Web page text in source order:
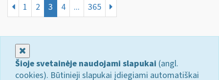
1 2 3 4 ... 365
Šioje svetainėje naudojami slapukai (angl.
cookies). Būtinieji slapukai įdiegiami automatiškai